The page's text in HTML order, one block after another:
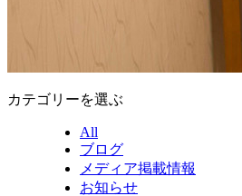
カテゴリーを選ぶ
All
ブログ
メディア掲載情報
お知らせ